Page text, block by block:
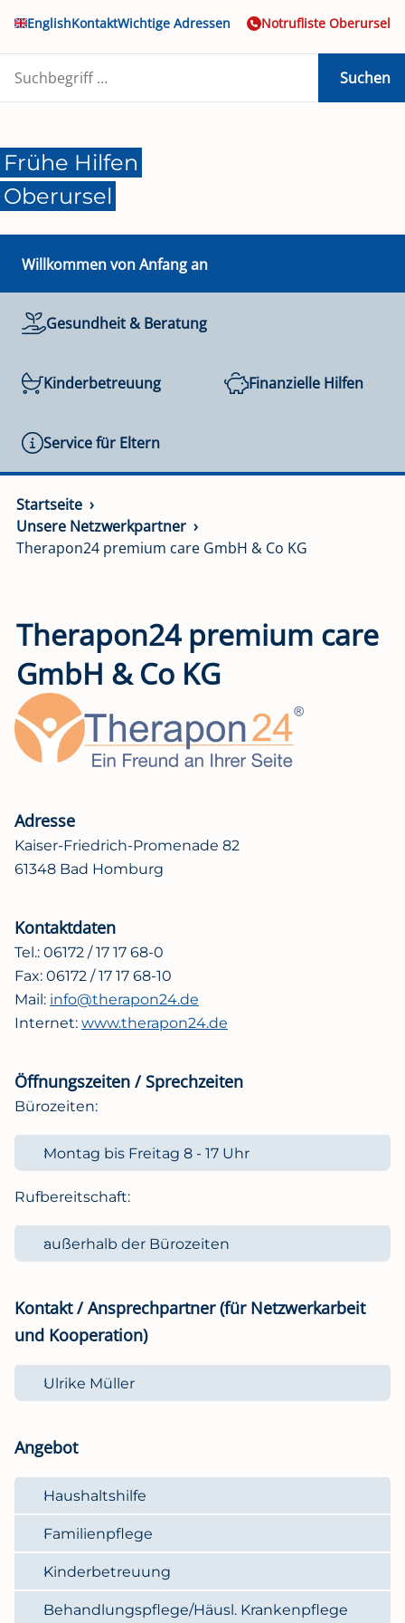
Frühe Hilfen
Oberursel
Suchen
Notrufliste Oberursel
EnglishKontaktWichtige Adressen
Willkommen von Anfang an
Gesundheit & Beratung
Kinderbetreuung Finanzielle Hilfen
Service für Eltern
Startseite
Unsere Netzwerkpartner
Therapon24 premium care GmbH & Co KG
Therapon24 premium care
GmbH & Co KG
Adresse
Kaiser-Friedrich-Promenade 82
61348 Bad Homburg
Kontaktdaten
Tel.: 06172 / 17 17 68-0
Fax: 06172 / 17 17 68-10
Mail: info@therapon24.de
Internet: www.therapon24.de
Öffnungszeiten / Sprechzeiten
Bürozeiten:
Montag bis Freitag 8 - 17 Uhr
Rufbereitschaft:
außerhalb der Bürozeiten
Kontakt / Ansprechpartner (für Netzwerkarbeit
und Kooperation)
Ulrike Müller
Angebot
Haushaltshilfe
Familienpflege
Kinderbetreuung
Behandlungspflege/Häusl. Krankenpflege